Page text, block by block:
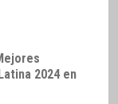
2024 en